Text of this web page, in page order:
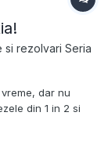
si rezolvari Seria
dar nu
din 1 in 2 si
problema